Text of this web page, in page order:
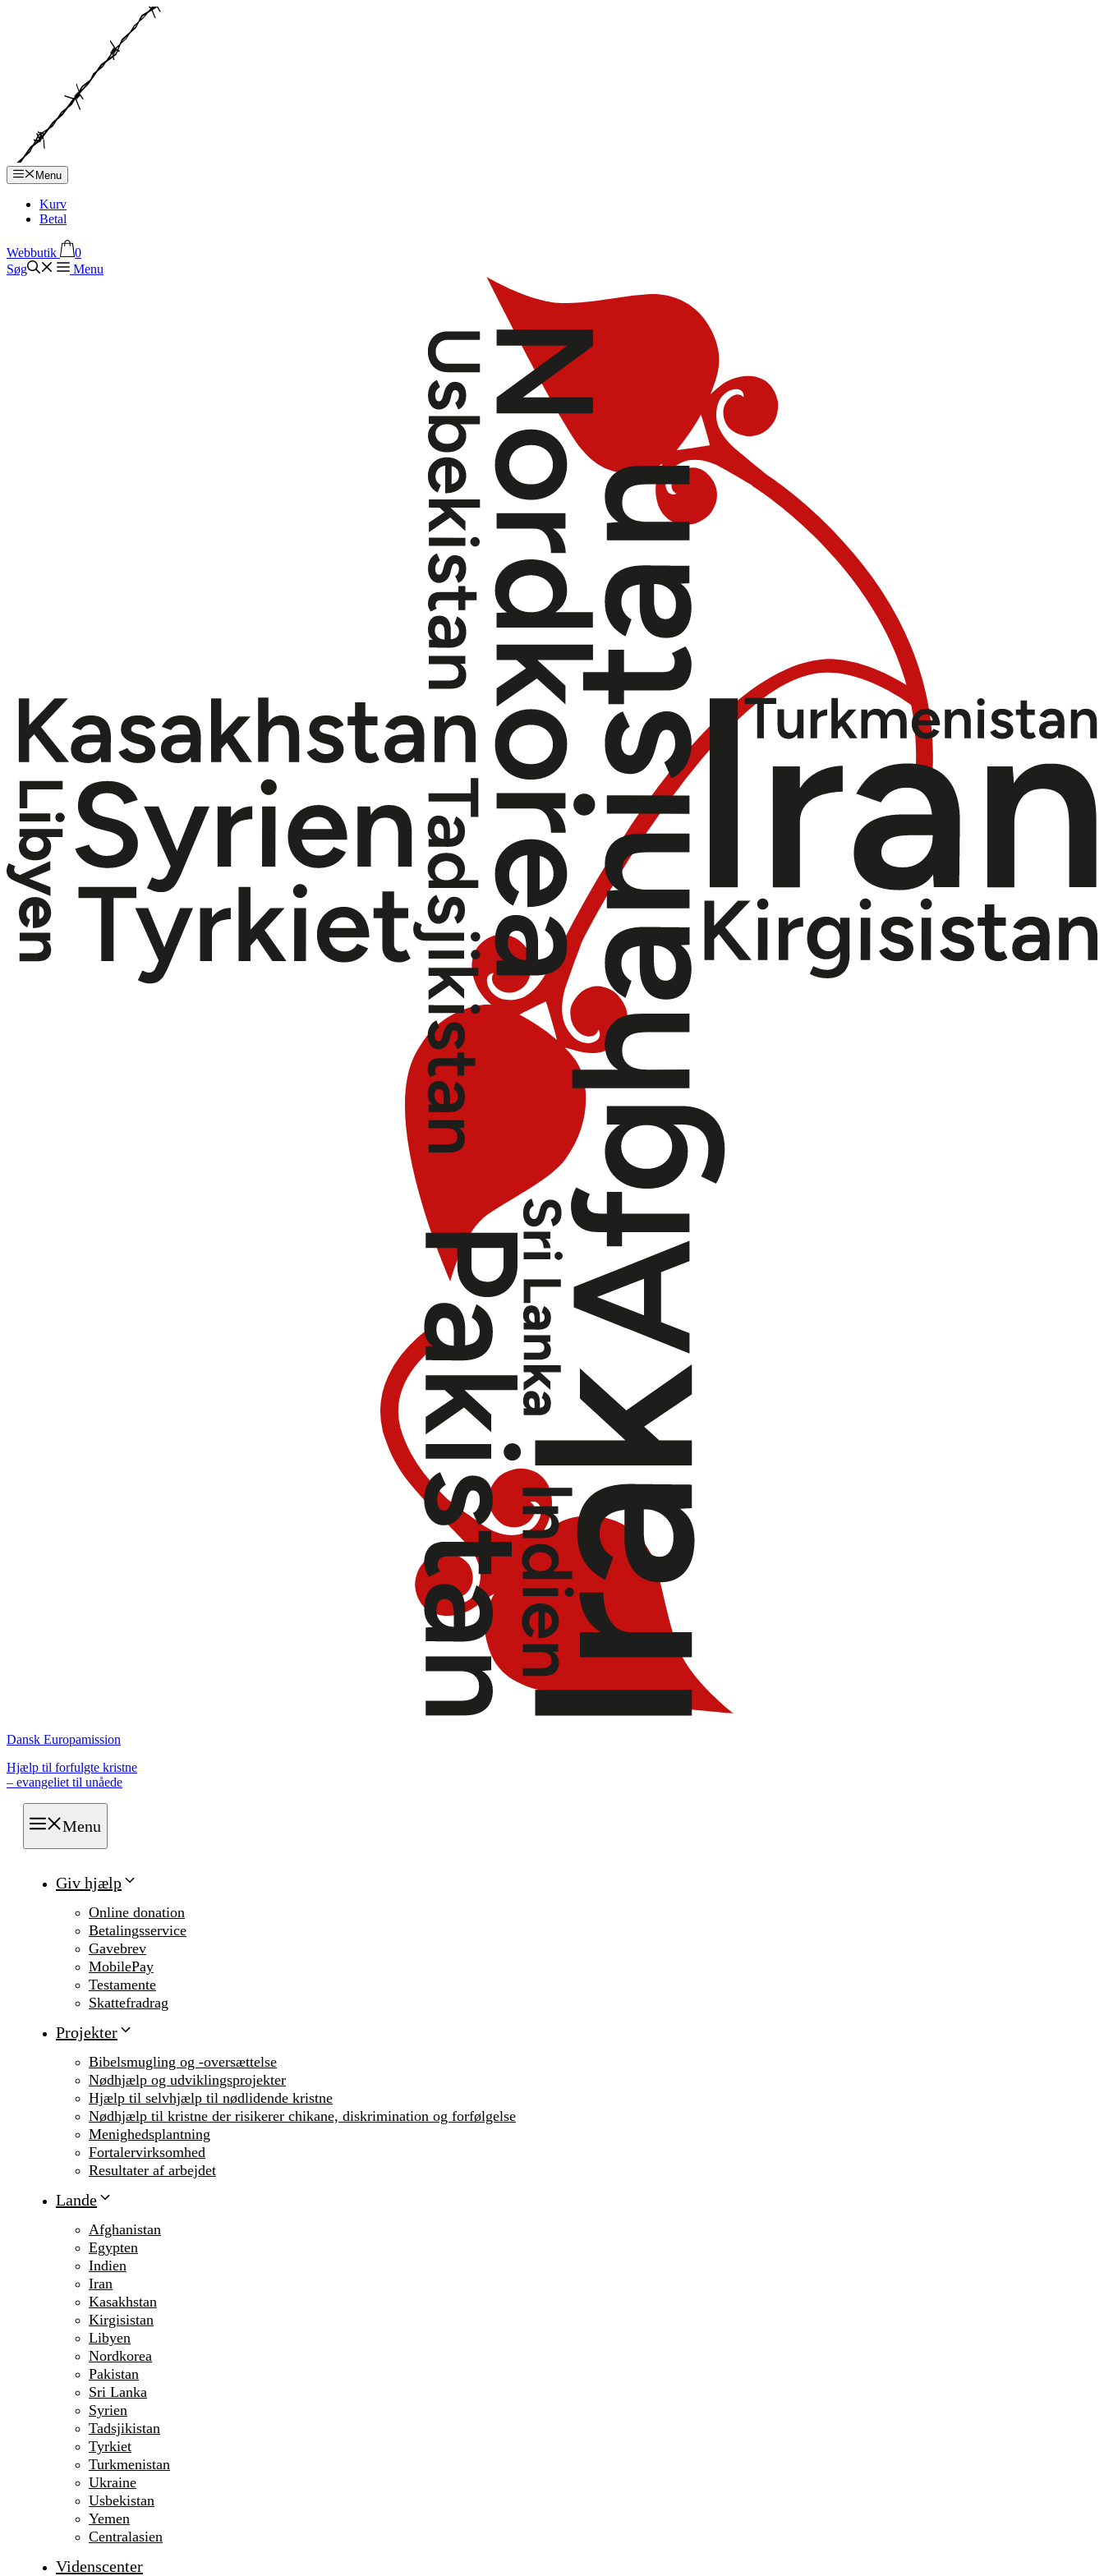
Menu
Kurv
Betal
Webbutik
0
Søg
Menu
Dansk Europamission
Hjælp til forfulgte kristne
– evangeliet til unåede
Menu
Giv hjælp
Online donation
Betalingsservice
Gavebrev
MobilePay
Testamente
Skattefradrag
Projekter
Bibelsmugling og -oversættelse
Nødhjælp og udviklingsprojekter
Hjælp til selvhjælp til nødlidende kristne
Nødhjælp til kristne der risikerer chikane, diskrimination og forfølgelse
Menighedsplantning
Fortalervirksomhed
Resultater af arbejdet
Lande
Afghanistan
Egypten
Indien
Iran
Kasakhstan
Kirgisistan
Libyen
Nordkorea
Pakistan
Sri Lanka
Syrien
Tadsjikistan
Tyrkiet
Turkmenistan
Ukraine
Usbekistan
Yemen
Centralasien
Videnscenter